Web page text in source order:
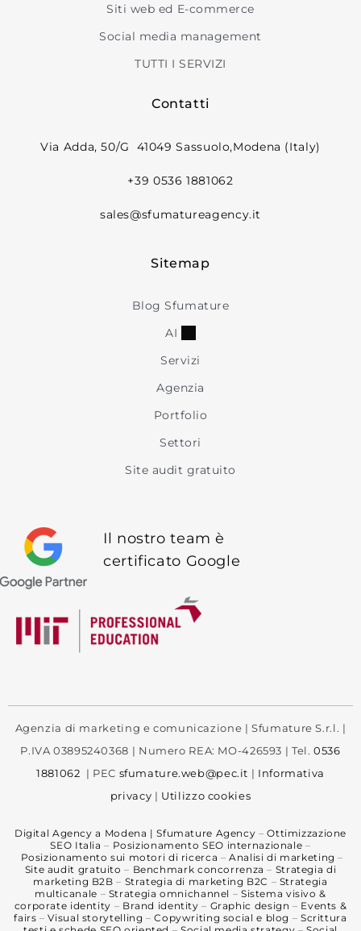
Contatti
Via Adda, 50/G 41049 Sassuolo,Modena (Italy)
+39 0536 1881062
sales@sfumatureagency.it
Siti web ed E-commerce
Social media management
TUTTI I SERVIZI
Sitemap
Blog Sfumature
AI
Servizi
Agenzia
Portfolio
Settori
Site audit gratuito
Il nostro team è
certificato Google
Agenzia di marketing e comunicazione | Sfumature S.r.l. |
P.IVA 03895240368 | Numero REA: MO-426593 | Tel.0536
1881062 | PEC sfumature.web@pec.it | Informativa
privacy | Utilizzo cookies
Digital Agency a Modena | Sfumature Agency –Ottimizzazione
SEO Italia – Posizionamento SEO internazionale –
Posizionamento sui motori di ricerca –Analisi di marketing –
Site audit gratuito – Benchmark concorrenza – Strategia di
marketing B2B – Strategia di marketing B2C – Strategia
multicanale – Strategia omnichannel – Sistema visivo &
corporate identity – Brand identity – Graphic design – Events &
fairs –Visual storytelling –Copywriting social e blog – Scrittura